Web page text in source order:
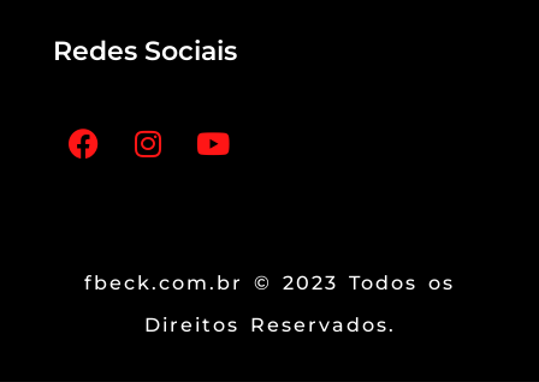
Redes Sociais
fbeck.com.br © 2023 Todos os
Direitos Reservados.